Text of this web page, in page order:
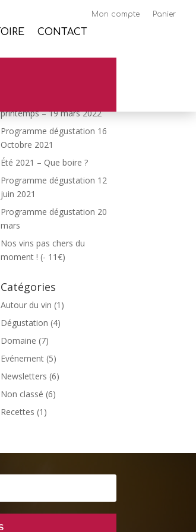
Mon compte Panier
CONTACT
printemps – 19 mars 2022
Programme dégustation 16
Octobre 2021
Été 2021 – Que boire ?
Programme dégustation 12
juin 2021
Programme dégustation 20
mars
Nos vins pas chers du
moment ! (- 11€)
Catégories
Autour du vin (1)
Dégustation (4)
Domaine (7)
Evénement (5)
Newsletters (6)
Non classé (6)
Recettes (1)